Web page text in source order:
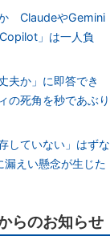
ClaudeやGemini
」は一人負
夫か」に即答でき
死角を秒であぶり
していない」はずな
えい懸念が生じた
らのお知らせ